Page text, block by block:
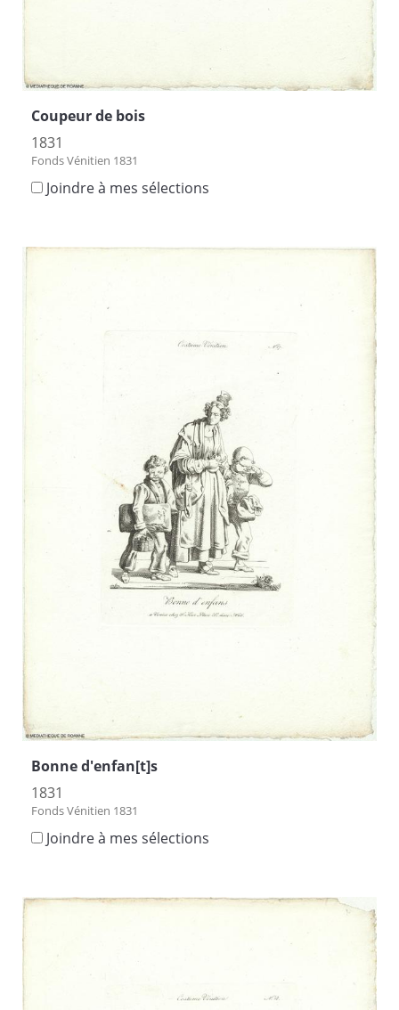
Coupeur de bois
1831
Fonds Vénitien 1831
Joindre à mes sélections
Bonne d'enfan[t]s
1831
Fonds Vénitien 1831
Joindre à mes sélections